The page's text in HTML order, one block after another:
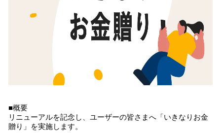
■概要
リニューアルを記念し、ユーザーの皆さまへ「いきなりお金
贈り」を実施します。